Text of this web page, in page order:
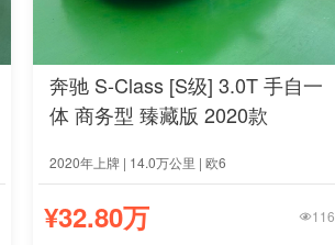
奔驰 S-Class [S级] 3.0T 手自一
体 商务型 臻藏版 2020款
2020年上牌 | 14.0万公里 | 欧6
¥32.80万 116